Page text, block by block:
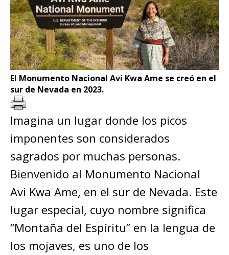
El Monumento Nacional Avi Kwa Ame se creó en el
sur de Nevada en 2023.
Imagina un lugar donde los picos
imponentes son considerados
sagrados por muchas personas.
Bienvenido al Monumento Nacional
Avi Kwa Ame, en el sur de Nevada. Este
lugar especial, cuyo nombre significa
“Montaña del Espíritu” en la lengua de
los mojaves, es uno de los